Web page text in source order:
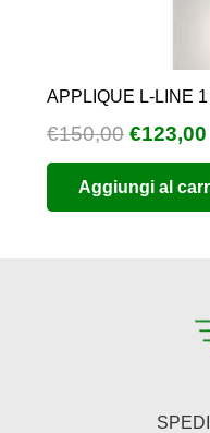
APPLIQUE L-LINE
€150,00 Il
prezzo
era:
€123,00
Aggiungi al